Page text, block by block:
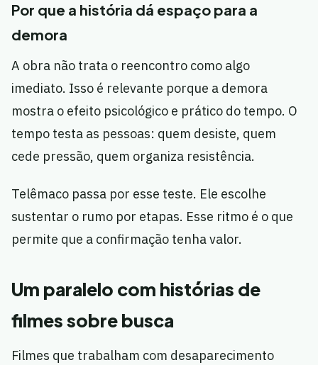
Por que a história dá espaço para a
demora
A obra não trata o reencontro como algo
imediato. Isso é relevante porque a demora
mostra o efeito psicológico e prático do tempo. O
tempo testa as pessoas: quem desiste, quem
cede pressão, quem organiza resistência.
Telêmaco passa por esse teste. Ele escolhe
sustentar o rumo por etapas. Esse ritmo é o que
permite que a confirmação tenha valor.
Um paralelo com histórias de
filmes sobre busca
Filmes que trabalham com desaparecimento